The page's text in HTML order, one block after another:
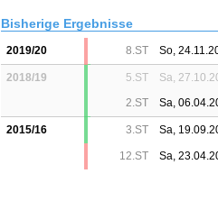
Bisherige Ergebnisse
2019/20 8.ST So,
2018/19 5.ST Sa,
2.ST
Sa,
2015/16 3.ST Sa,
12.ST Sa,